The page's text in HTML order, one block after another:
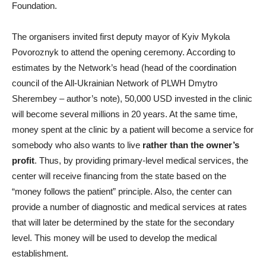
Foundation.
The organisers invited first deputy mayor of Kyiv Mykola
Povoroznyk to attend the opening ceremony. According to
estimates by the Network’s head (head of the coordination
council of the All-Ukrainian Network of PLWH Dmytro
Sherembey – author’s note), 50,000 USD invested in the clinic
will become several millions in 20 years. At the same time,
money spent at the clinic by a patient will become a service for
somebody who also wants to live rather than the owner’s
profit. Thus, by providing primary-level medical services, the
center will receive financing from the state based on the
“money follows the patient” principle. Also, the center can
provide a number of diagnostic and medical services at rates
that will later be determined by the state for the secondary
level. This money will be used to develop the medical
establishment.